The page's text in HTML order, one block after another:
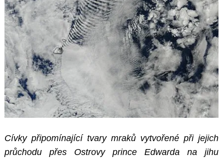
Cívky připomínající tvary mraků vytvořené při jejich
průchodu přes Ostrovy prince Edwarda na jihu